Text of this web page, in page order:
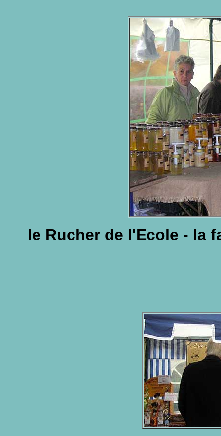
le Rucher de l'Ecole - la